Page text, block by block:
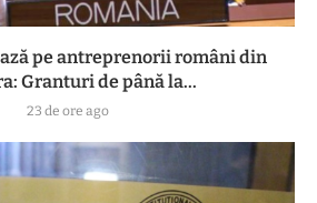
pe antreprenorii români din
Granturi de până la...
23 de ore ago